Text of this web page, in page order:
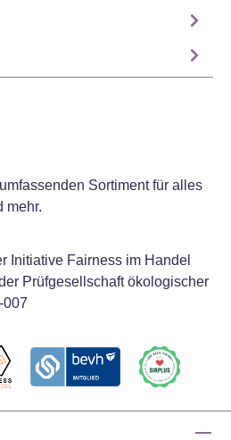
Sortiment für alles
mehr.
Initiative Fairness im Handel
Prüfgesellschaft ökologischer
007